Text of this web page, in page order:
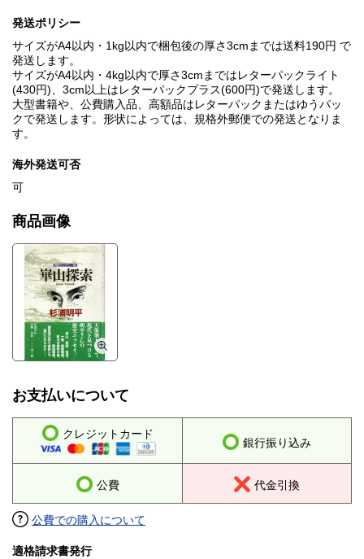
発送ポリシー
サイズがA4以内・1kg以内で梱包後の厚さ3cmまでは送料190円 で
発送します。
サイズがA4以内・4kg以内で厚さ3cmまではレターパックライト
(430円)、3cm以上はレターパックプラス(600円)で発送します。
大型書籍や、公費購入品、高額品はレターパックまたはゆうパッ
クで発送します。形状によっては、規格外郵便での発送となりま
す。
海外発送可否
可
商品画像
お支払いについて
クレジットカード
銀行振り込み
公費 代金引換
公費での購入について
適格請求書発行